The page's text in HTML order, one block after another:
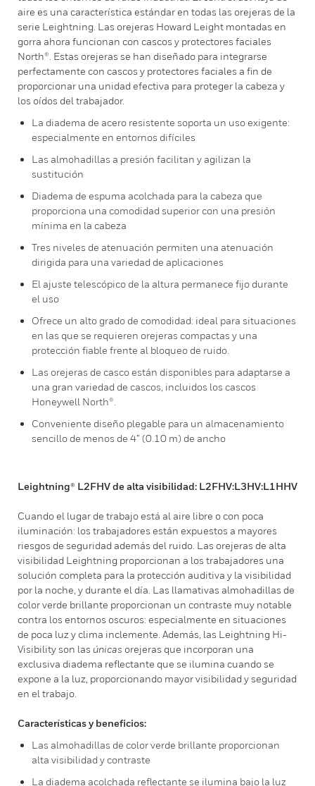
aire es una característica estándar en todas las orejeras de la
serie Leightning. Las orejeras Howard Leight montadas en
gorra ahora funcionan con cascos y protectores faciales
North®. Estas orejeras se han diseñado para integrarse
perfectamente con cascos y protectores faciales a fin de
proporcionar una unidad efectiva para proteger la cabeza y
los oídos del trabajador.
La diadema de acero resistente soporta un uso exigente:
especialmente en entornos difíciles
Las almohadillas a presión facilitan y agilizan la
sustitución
Diadema de espuma acolchada para la cabeza que
proporciona una comodidad superior con una presión
mínima en la cabeza
Tres niveles de atenuación permiten una atenuación
dirigida para una variedad de aplicaciones
El ajuste telescópico de la altura permanece fijo durante
el uso
Ofrece un alto grado de comodidad: ideal para situaciones
en las que se requieren orejeras compactas y una
protección fiable frente al bloqueo de ruido.
Las orejeras de casco están disponibles para adaptarse a
una gran variedad de cascos, incluidos los cascos
Honeywell North®.
Conveniente diseño plegable para un almacenamiento
sencillo de menos de 4” (0.10 m) de ancho
Leightning® L2FHV de alta visibilidad: L2FHV:L3HV:L1HHV
Cuando el lugar de trabajo está al aire libre o con poca
iluminación: los trabajadores están expuestos a mayores
riesgos de seguridad además del ruido. Las orejeras de alta
visibilidad Leightning proporcionan a los trabajadores una
solución completa para la protección auditiva y la visibilidad
por la noche, y durante el día. Las llamativas almohadillas de
color verde brillante proporcionan un contraste muy notable
contra los entornos oscuros: especialmente en situaciones
de poca luz y clima inclemente. Además, las Leightning Hi-
Visibility son las únicas orejeras que incorporan una
exclusiva diadema reflectante que se ilumina cuando se
expone a la luz, proporcionando mayor visibilidad y seguridad
en el trabajo.
Características y beneficios:
Las almohadillas de color verde brillante proporcionan
alta visibilidad y contraste
La diadema acolchada reflectante se ilumina bajo la luz